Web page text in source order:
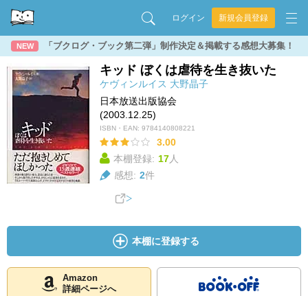
ログイン 新規会員登録
NEW 「ブクログ・ブック第二弾」制作決定＆掲載する感想大募集！
キッド ぼくは虐待を生き抜いた
ケヴィンルイス 大野晶子
日本放送出版協会
(2003.12.25)
ISBN・EAN: 9784140808221
3.00
本棚登録: 17人
感想: 2件
本棚に登録する
Amazon
詳細ページへ